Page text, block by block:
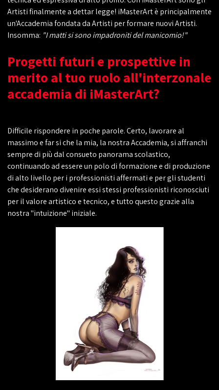
Artisti finalmente a dettar legge! iMasterArt è principalmente
un'Accademia fondata da Artisti per formare nuovi Artisti.
Insomma: "I matti si sono impadroniti del manicomio!"
Progetti futuri e prospettive in
merito al tuo ruolo all'interzonale
accademia di iMasterArt?
Difficile rispondere in poche parole. Certo, lavorare al
massimo e far si che la mia, la nostra Accademia, si affranchi
sempre di più dal consueto panorama scolastico,
continuando ad essere un polo di formazione e di produzione
di alto livello per i professionisti affermati e per gli studenti
che desiderano divenire essi stessi professionisti riconosciuti
per il valore artistico e tecnico, e tutto questo grazie alla
nostra "intuizione" iniziale.